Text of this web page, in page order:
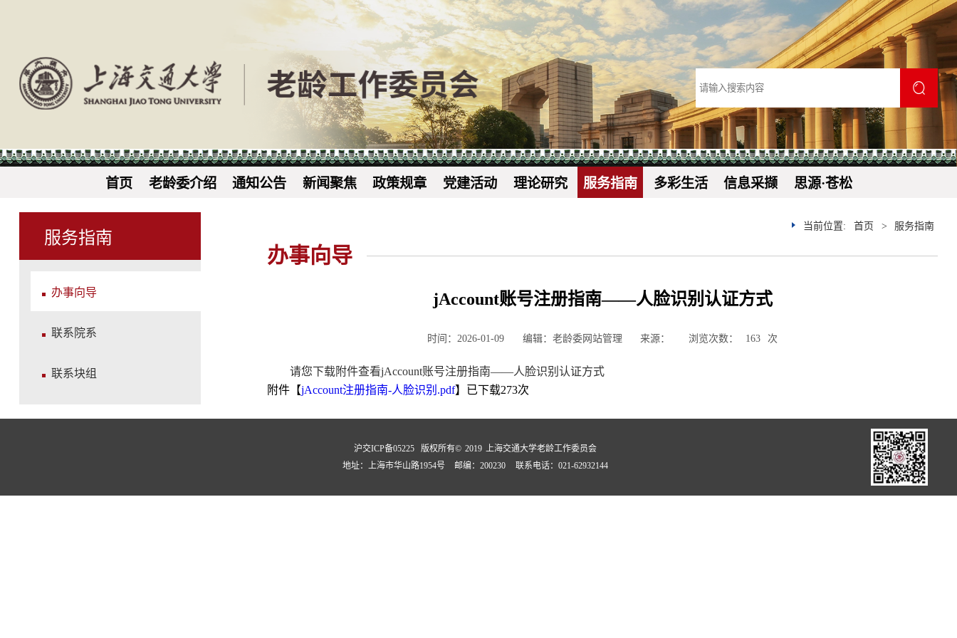
首页 老龄委介绍 通知公告 新闻聚焦 政策规章 党建活动 理论研究 服务指南 多彩生活 信息采撷 思源·苍松
服务指南
办事向导
联系院系
联系块组
当前位置: 首页 > 服务指南
办事向导
jAccount账号注册指南——人脸识别认证方式
时间：2026-01-09 编辑：老龄委网站管理 来源： 浏览次数： 163 次
请您下载附件查看jAccount账号注册指南——人脸识别认证方式
附件【jAccount注册指南-人脸识别.pdf】已下载273次
沪交ICP备05225 版权所有© 2019 上海交通大学老龄工作委员会
地址：上海市华山路1954号 邮编：200230 联系电话：021-62932144